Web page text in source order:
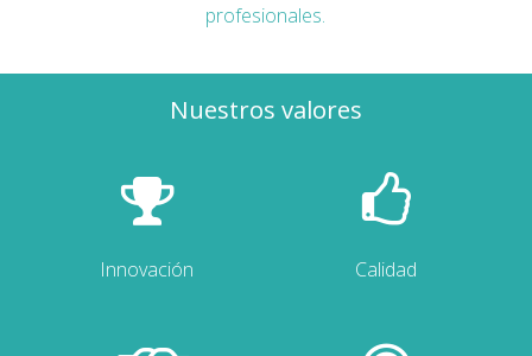
profesionales.
Nuestros valores
Innovación Calidad